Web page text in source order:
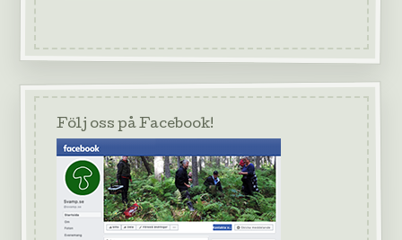
Följ oss på Facebook!